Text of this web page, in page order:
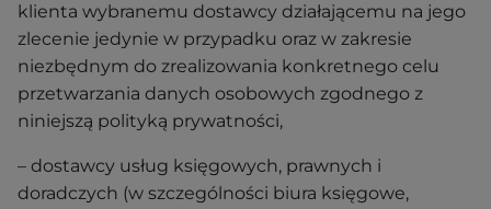
klienta wybranemu dostawcy działającemu na jego
zlecenie jedynie w przypadku oraz w zakresie
niezbędnym do zrealizowania konkretnego celu
przetwarzania danych osobowych zgodnego z
niniejszą polityką prywatności,
– dostawcy usług księgowych, prawnych i
doradczych (w szczególności biura księgowe,